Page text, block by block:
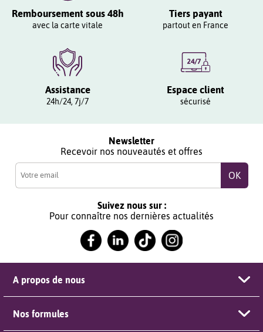
Remboursement sous 48h
avec la carte vitale
Tiers payant
partout en France
Assistance
24h/24, 7j/7
Espace client
sécurisé
Newsletter
Recevoir nos nouveautés et offres
Suivez nous sur :
Pour connaître nos dernières actualités
A propos de nous
Nos formules